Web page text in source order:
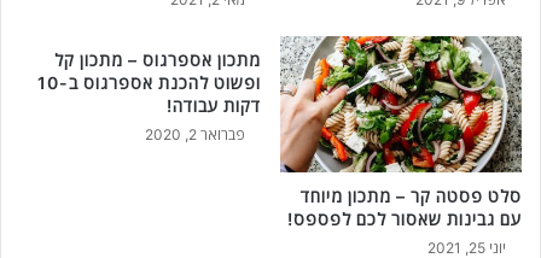
ת
!
סלט פסטה קר – מתכון מיוחד
עם גבינות שאסור לכם לפספס!
יוני 25, 2021
מתכון אספרגוס – מתכון קל
ופשוט להכנת אספרגוס ב-10
דקות עבודה!
פברואר 2, 2020